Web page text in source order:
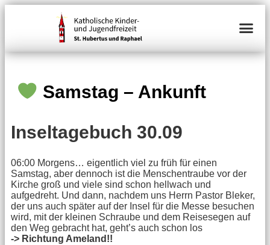
Samstag – Ankunft
Inseltagebuch 30.09
06:00 Morgens… eigentlich viel zu früh für einen
Samstag, aber dennoch ist die Menschentraube vor der
Kirche groß und viele sind schon hellwach und
aufgedreht. Und dann, nachdem uns Herrn Pastor Bleker,
der uns auch später auf der Insel für die Messe besuchen
wird, mit der kleinen Schraube und dem Reisesegen auf
den Weg gebracht hat, geht’s auch schon los
-> Richtung Ameland!!